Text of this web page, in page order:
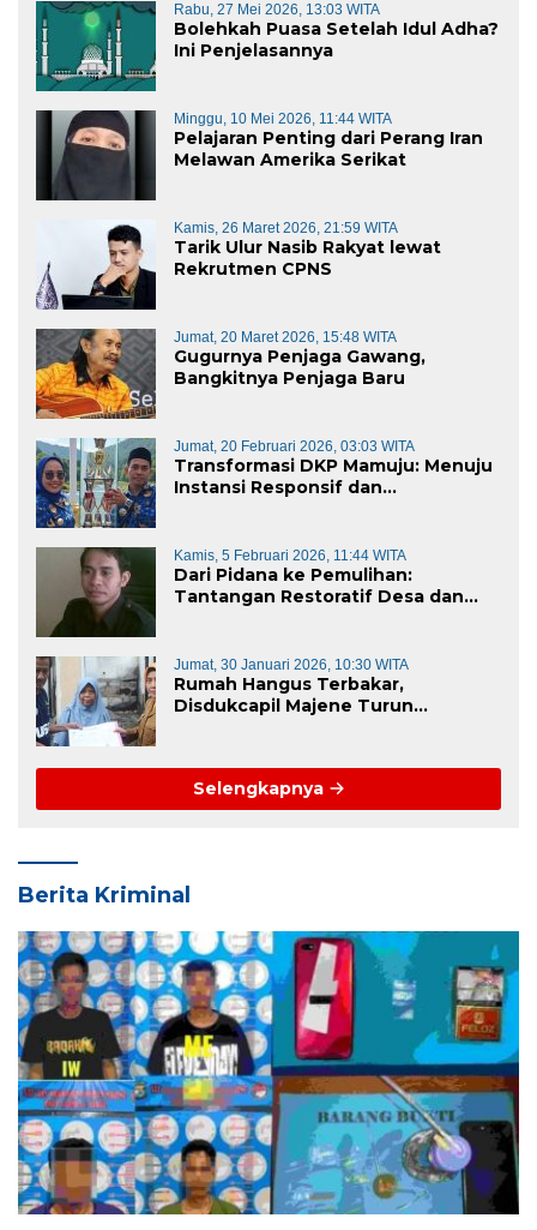
Rabu, 27 Mei 2026, 13:03 WITA
Bolehkah Puasa Setelah Idul Adha?
Ini Penjelasannya
Minggu, 10 Mei 2026, 11:44 WITA
Pelajaran Penting dari Perang Iran
Melawan Amerika Serikat
Kamis, 26 Maret 2026, 21:59 WITA
Tarik Ulur Nasib Rakyat lewat
Rekrutmen CPNS
Jumat, 20 Maret 2026, 15:48 WITA
Gugurnya Penjaga Gawang,
Bangkitnya Penjaga Baru
Jumat, 20 Februari 2026, 03:03 WITA
Transformasi DKP Mamuju: Menuju
Instansi Responsif dan
Kamis, 5 Februari 2026, 11:44 WITA
Dari Pidana ke Pemulihan:
Tantangan Restoratif Desa dan
Jumat, 30 Januari 2026, 10:30 WITA
Rumah Hangus Terbakar,
Disdukcapil Majene Turun
Selengkapnya
Berita Kriminal